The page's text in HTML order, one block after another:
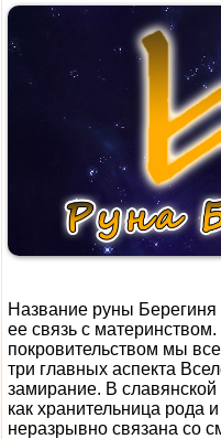
Название руны
ее связь с
покровительством мы
три главных аспекта
замирание. В
как хранительница рода
неразрывно связана со